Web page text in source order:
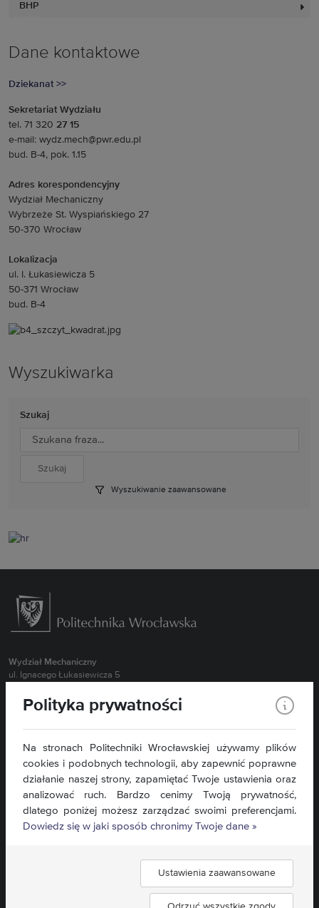
BHP
Dane kontaktowe
Dziekanat >>
Sekretariat Wydziału
tel. 71 320 27 15
e-mail: wydz.mech@pwr.edu.pl
bud. B-4, pok. 1.15
Adres korespondencyjny
Wydział Mechaniczny
Wybrzeże St. Wyspiańskiego 27
50-370 Wrocław
Lokalizacja
ul. I. Łukasiewicza 5
50-371 Wrocław
bud. B-4
Wyszukiwarka
Szukaj
Wyszukiwanie zaawansowane
Wydział Mechaniczny
ul. Ignacego Łukasiewicza 5
Obsługa Studentów Stacjonarnych 71 320 27 55 (MBM, BI, NIS oraz
Obsługa Studentów Stacjonarnych 71 320 43 94 ( MTR, RiAP)
Obsługa Studentów Stacjonarnych 71 320 35 98 ( ZIP, TRN)
Obsługa Studentów Niestacjonarnych 71 320 27 57
Sekretariat dla Pracowników 71 320 27 15
Mapa serwisu »
Polityka prywatności
Na stronach Politechniki Wrocławskiej używamy plików
cookies i podobnych technologii, aby zapewnić poprawne
działanie naszej strony, zapamiętać Twoje ustawienia oraz
analizować ruch. Bardzo cenimy Twoją prywatność,
dlatego poniżej możesz zarządzać swoimi preferencjami.
Dowiedz się w jaki sposób chronimy Twoje dane »
Ustawienia zaawansowane